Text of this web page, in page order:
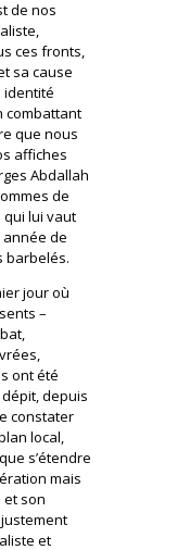
de nos
ces fronts,
sa cause
identité
combattant
que nous
affiches
Abdallah
de
qui lui vaut
année de
barbelés.
jour où
–
ont été
depuis
constater
local,
s’étendre
mais
son
et